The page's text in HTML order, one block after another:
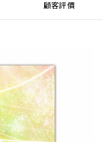
顧客評價